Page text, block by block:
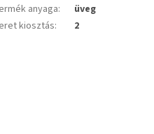
anyaga:
üveg
kiosztás: 2